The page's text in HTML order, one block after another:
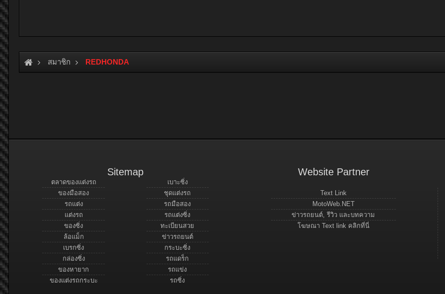
สมาชิก REDHONDA
Sitemap
ตลาดของแต่งรถ
ของมือสอง
รถแต่ง
แต่งรถ
ของซิ่ง
ล้อแม็ก
เบรกซิ่ง
กล่องซิ่ง
ของหายาก
ของแต่งรถกระบะ
เบาะซิ่ง
ชุดแต่งรถ
รถมือสอง
รถแต่งซิ่ง
ทะเบียนสวย
ข่าวรถยนต์
กระบะซิ่ง
รถแดร็ก
รถแข่ง
รถซิ่ง
Website Partner
Text Link
MotoWeb.NET
ข่าวรถยนต์, รีวิว และบทความ
โฆษณา Text link คลิกที่นี่